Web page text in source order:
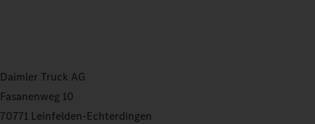
Daimler Truck AG
Fasanenweg 10
70771 Leinfelden-Echterdingen